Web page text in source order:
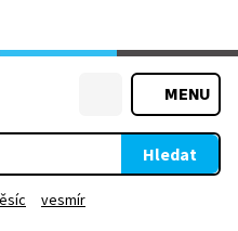
MENU
Hledat
vesmír